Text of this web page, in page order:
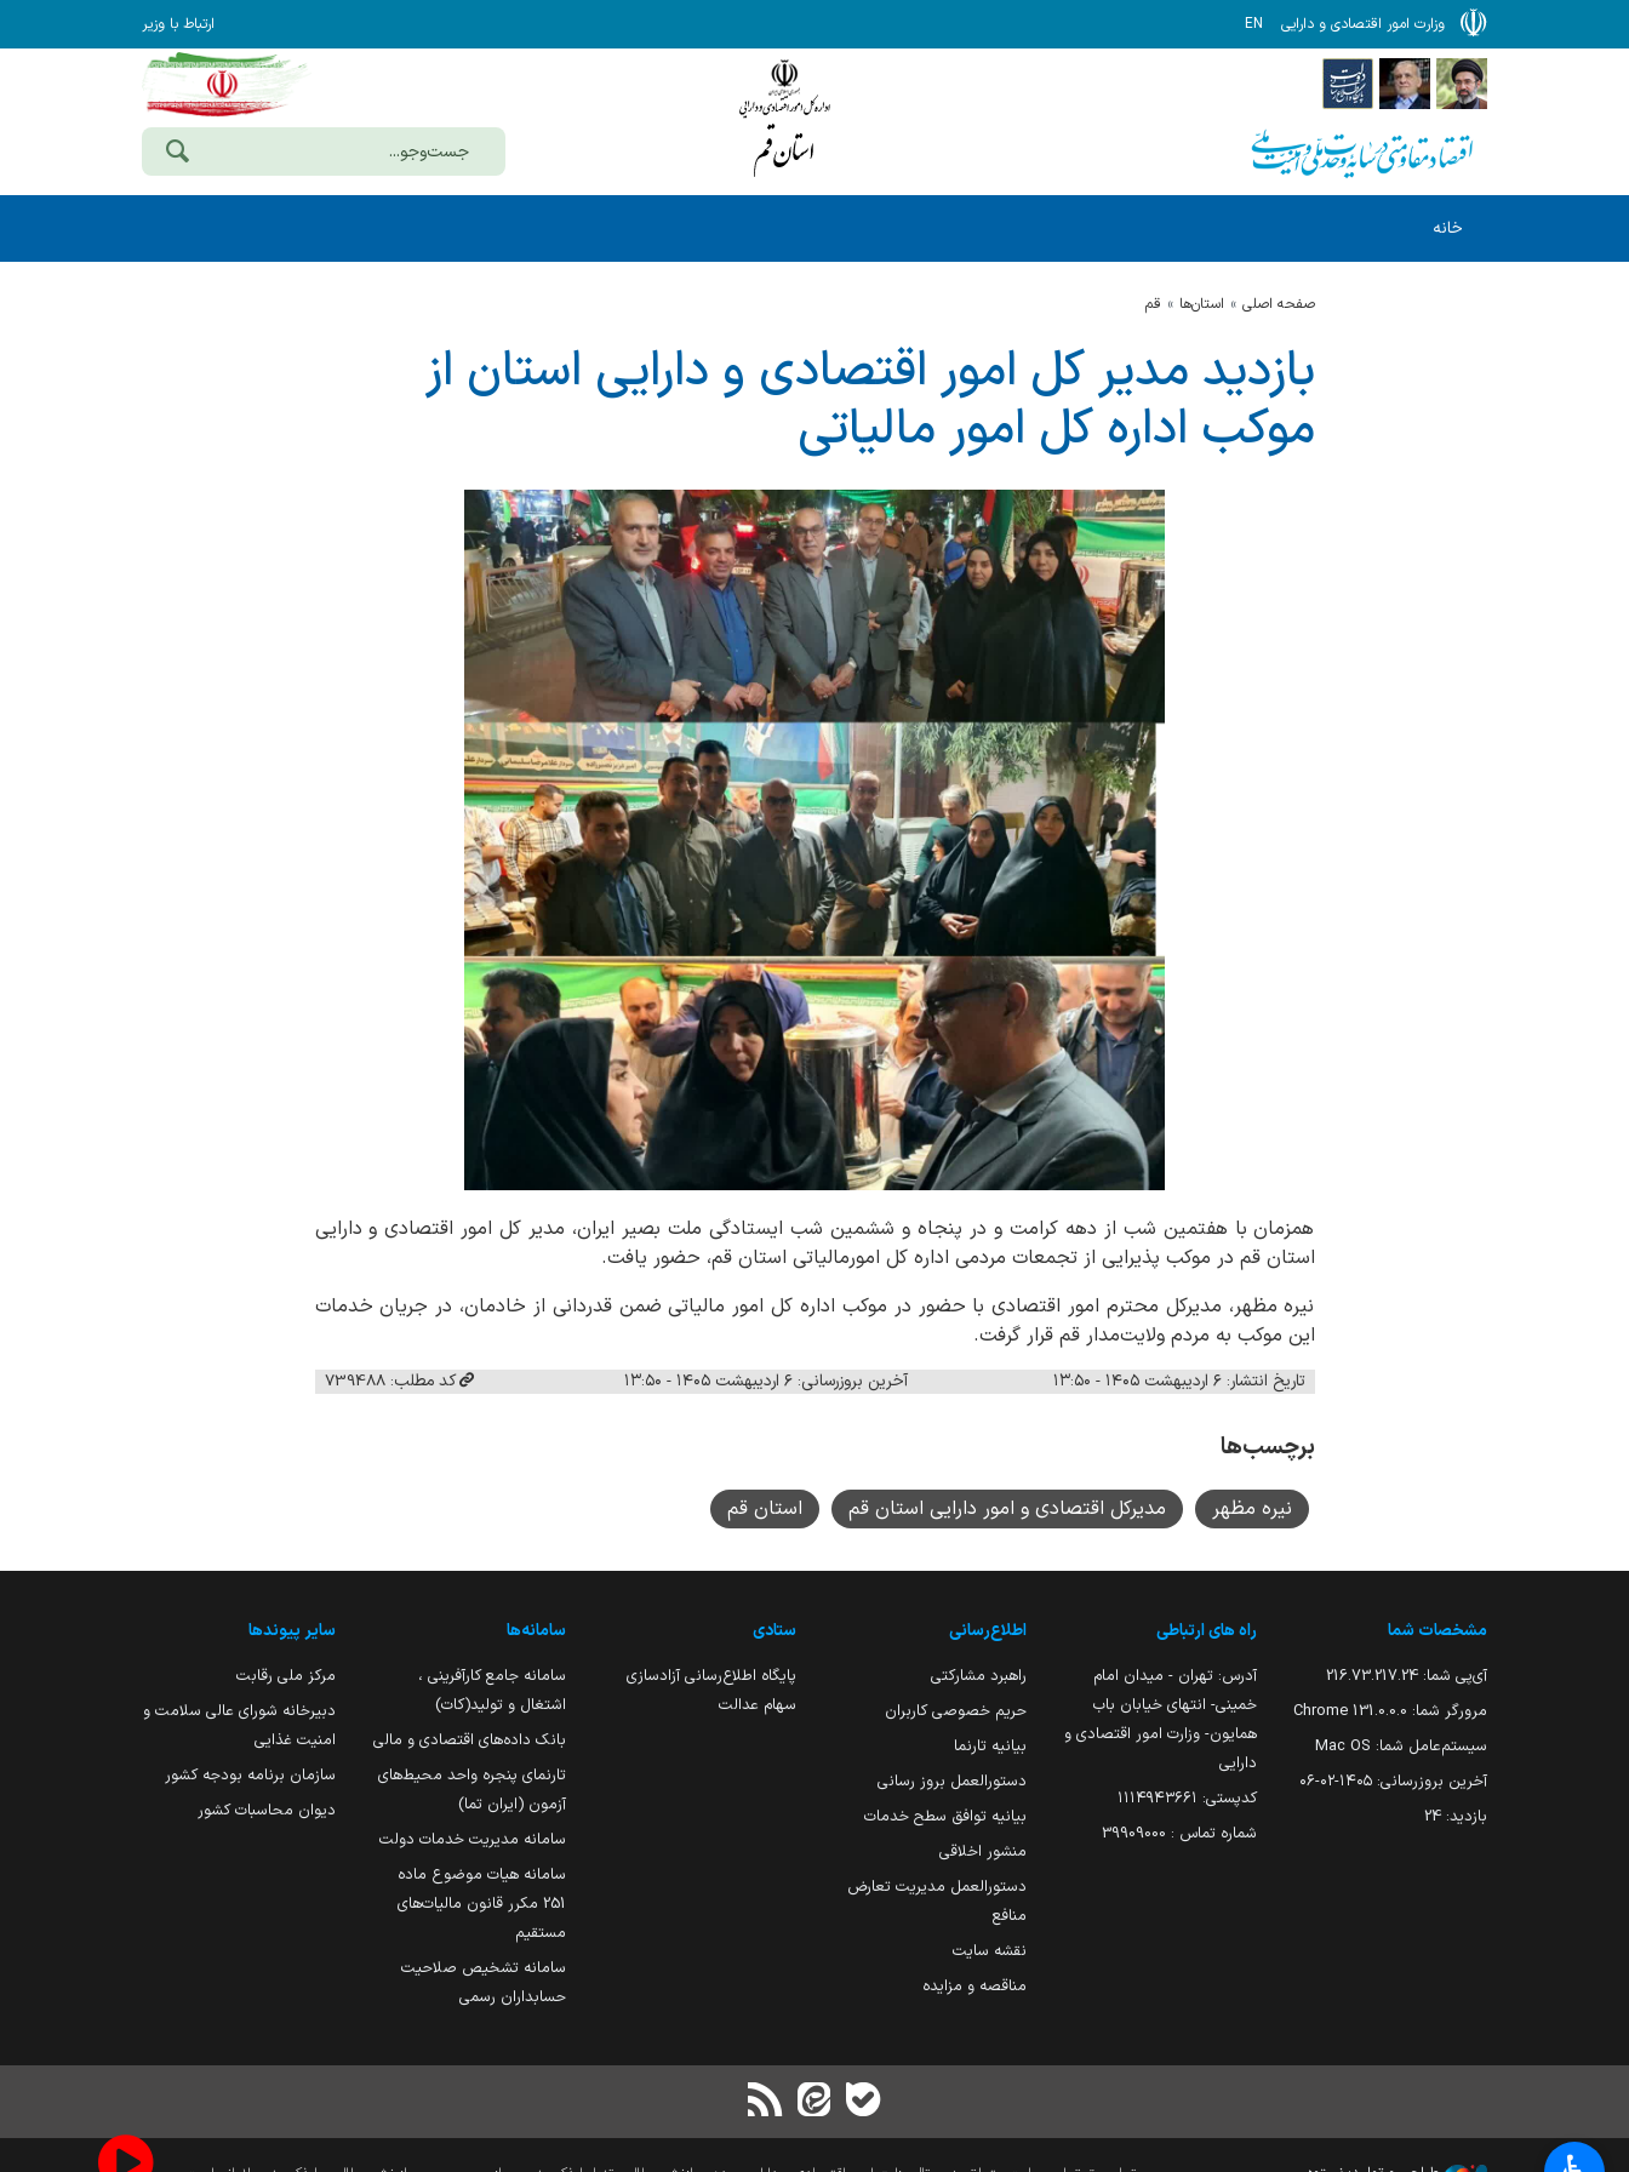
وزارت امور اقتصادی و دارایی EN ارتباط با وزیر
خانه
صفحه اصلی استان‌ها قم
بازدید مدیر کل امور اقتصادی و دارایی استان از
موکب اداره کل امور مالیاتی
همزمان با هفتمین شب از دهه کرامت و در پنجاه و ششمین شب ایستادگی ملت بصیر ایران، مدیر کل امور اقتصادی و دارایی
استان قم در موکب پذیرایی از تجمعات مردمی اداره کل امورمالیاتی استان قم، حضور یافت.
نیره مظهر، مدیرکل محترم امور اقتصادی با حضور در موکب اداره کل امور مالیاتی ضمن قدردانی از خادمان، در جریان خدمات
این موکب به مردم ولایت‌مدار قم قرار گرفت.
تاریخ انتشار: ۶ اردیبهشت ۱۴۰۵ - ۱۳:۵۰ آخرین بروزرسانی: ۶ اردیبهشت ۱۴۰۵ - ۱۳:۵۰ کد مطلب: 739488
برچسب‌ها
نیره مظهر مدیرکل اقتصادی و امور دارایی استان قم استان قم
مشخصات شما
آی‌پی شما: 216.73.217.24
مرورگر شما: 131.0.0.0 Chrome
سیستم‌عامل شما: Mac OS
آخرین بروزرسانی: ۱۴۰۵-۰۲-۰۶
بازدید: 24
راه های ارتباطی
آدرس: تهران - میدان امام
خمینی- انتهای خیابان باب
همایون- وزارت امور اقتصادی و
دارایی
کدپستی: ۱۱۱۴۹۴۳۶۶۱
شماره تماس : 39909000
اطلاع‌رسانی
راهبرد مشارکتی
حریم خصوصی کاربران
بیانیه تارنما
دستورالعمل بروز رسانی
بیانیه توافق سطح خدمات
منشور اخلاقی
دستورالعمل مدیریت تعارض
منافع
نقشه سایت
مناقصه و مزایده
ستادی
پایگاه اطلاع‌رسانی آزادسازی
سهام عدالت
سامانه‌ها
سامانه جامع کارآفرینی ،
اشتغال و تولید(کات)
بانک داده‌های اقتصادی و مالی
تارنمای پنجره واحد محیط‌های
آزمون (ایران تما)
سامانه مدیریت خدمات دولت
سامانه هیات موضوع ماده
251 مکرر قانون مالیات‌های
مستقیم
سامانه تشخیص صلاحیت
حسابداران رسمی
سایر پیوندها
مرکز ملی رقابت
دبیرخانه شورای عالی سلامت و
امنیت غذایی
سازمان برنامه بودجه کشور
دیوان محاسبات کشور